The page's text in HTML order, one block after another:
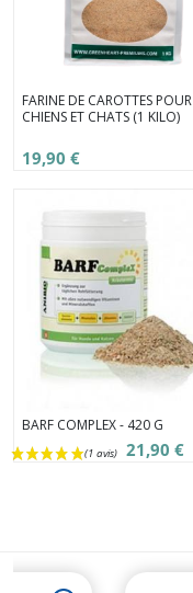
FARINE DE CAROTTES POUR
CHIENS ET CHATS (1 KILO)
19,90 €
BARF COMPLEX - 420 G
21,90 €